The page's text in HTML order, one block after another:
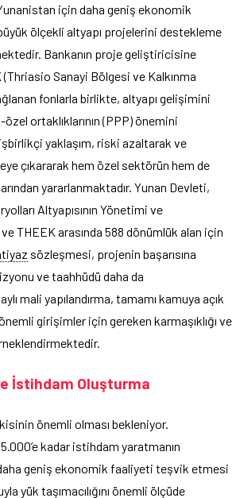
Yunanistan için daha geniş ekonomik
ölçekli altyapı projelerini destekleme
Bankanın proje geliştiricisine
Sanayi Bölgesi ve Kalkınma
fonlarla birlikte, altyapı gelişimini
ortaklıklarının (PPP) önemini
yaklaşım, riski azaltarak ve
çıkararak hem özel sektörün hem de
yararlanmaktadır. Yunan Devleti,
Altyapısının Yönetimi ve
THEEK arasında 588 dönümlük alan için
sözleşmesi, projenin başarısına
ve taahhüdü daha da
mali yapılandırma, tamamı kamuya açık
girişimler için gereken karmaşıklığı ve
İstihdam Oluşturma
önemli olması bekleniyor.
kadar istihdam yaratmanın
geniş ekonomik faaliyeti teşvik etmesi
yük taşımacılığını önemli ölçüde